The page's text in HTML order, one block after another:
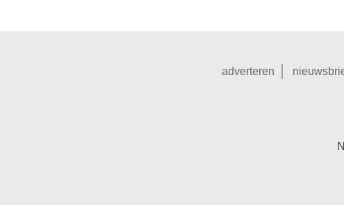
adverteren